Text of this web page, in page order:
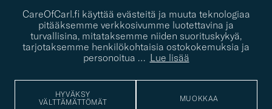
CareOfCarl.fi käyttää evästeitä ja muuta teknologiaa
pitääksemme verkkosivumme luotettavina ja
turvallisina, mitataksemme niiden suorituskykyä,
tarjotaksemme henkilökohtaisia ostokokemuksia ja
personoitua … Lue lisää
HYVÄKSY
VÄLTTÄMÄTTÖMÄT
MUOKKAA
contact@careofcarl.com
Kaipaatko apua oman tyylisi löytämiseen? Me autamme sinua
mielellämme!
PUKEUTUMISNEUVONTA
© Care of Carl 2026